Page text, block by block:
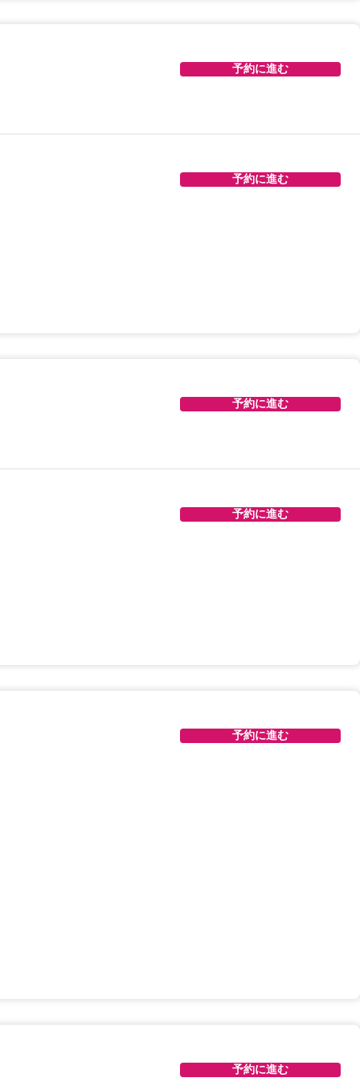
予約に進む
予約に進む
予約に進む
予約に進む
予約に進む
予約に進む